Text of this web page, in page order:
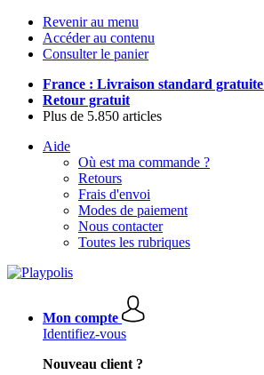
Revenir au menu
Accéder au contenu
Consulter le panier
France : Livraison standard gratuite
Retour gratuit
Plus de 5.850 articles
Aide
Où est ma commande ?
Retours
Frais d'envoi
Modes de paiement
Nous contacter
Toutes les rubriques
Mon compte
Identifiez-vous
Nouveau client ?